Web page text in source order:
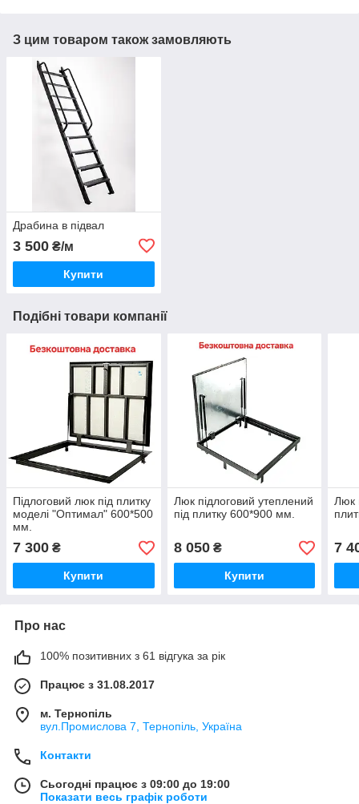
З цим товаром також замовляють
Драбина в підвал
3 500 ₴/м
Купити
Подібні товари компанії
Підлоговий люк під плитку
моделі "Оптимал" 600*500
мм.
7 300 ₴
Купити
Люк підлоговий утеплений
під плитку 600*900 мм.
8 050₴
Купити
Люк
7
Про нас
100% позитивних з 61 відгука за рік
Працює з 31.08.2017
м. Тернопіль
вул.Промислова 7, Тернопіль, Україна
Контакти
Сьогодні працює з 09:00 до 19:00
Показати весь графік роботи